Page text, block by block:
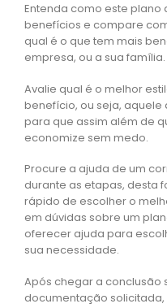
Entenda como este plano
benefícios e compare
qual é o que tem mais
empresa, ou a sua família.
Avalie qual é o melhor
benefício, ou seja,
para que assim além de
economize sem medo.
Procure a ajuda de um
durante as etapas, desta
rápido de escolher o
em dúvidas sobre um
oferecer ajuda para
sua necessidade.
Após chegar a conclusão
documentação